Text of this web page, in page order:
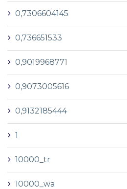
0,7306604145
0,736651533
0,9019968771
0,9073005616
0,9132185444
1
10000_tr
10000_wa